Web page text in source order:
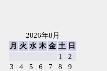
2026年8月
月
火 水 木 金 土
日
1
2
3
4 5 6 7 8
9